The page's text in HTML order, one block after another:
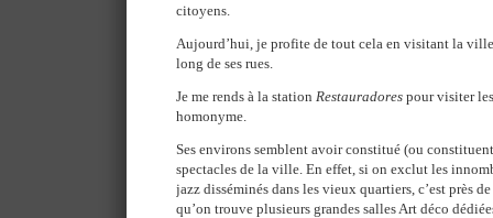
citoyens.
Aujourd’hui, je profite de tout cela en visitant la
long de ses rues.
Je me rends à la station Restauradores pour visiter
homonyme.
Ses environs semblent avoir constitué (ou
spectacles de la ville. En effet, si on exclut les
jazz disséminés dans les vieux quartiers, c’est près
qu’on trouve plusieurs grandes salles Art déco